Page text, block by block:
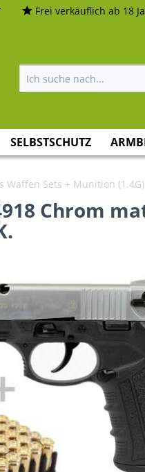
Frei verkäuflich ab 18
SELBSTSCHUTZ
Waffen Sets + Munition (1.4G)
Chrom